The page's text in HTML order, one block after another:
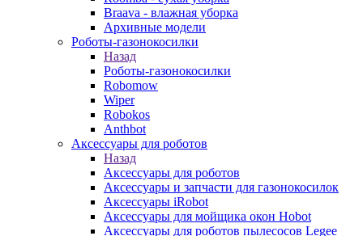
Braava - влажная уборка
Архивные модели
Роботы-газонокосилки
Назад
Роботы-газонокосилки
Robomow
Wiper
Robokos
Anthbot
Аксессуары для роботов
Назад
Аксессуары для роботов
Аксессуары и запчасти для газонокосилок
Аксессуары iRobot
Аксессуары для мойщика окон Hobot
Аксессуары для роботов пылесосов Legee